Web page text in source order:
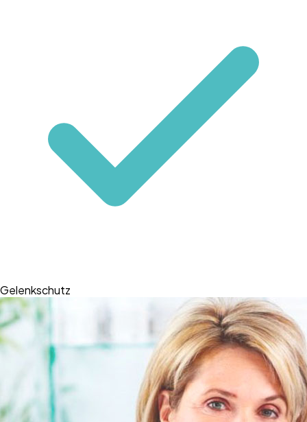
Gelenkschutz